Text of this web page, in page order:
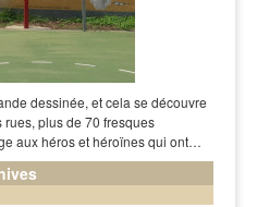
dessinée, et cela se découvre
plus de 70 fresques
aux héros et héroïnes qui ont…